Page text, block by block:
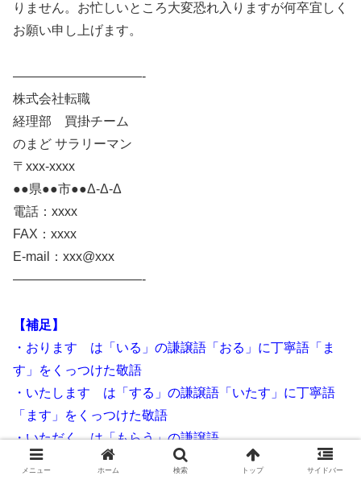
りません。お忙しいところ大変恐れ入りますが何卒宜しく
お願い申し上げます。
——————————-
株式会社転職
経理部 買掛チーム
のまど サラリーマン
〒xxx-xxxx
●●県●●市●●Δ-Δ-Δ
電話：xxxx
FAX：xxxx
E-mail：xxx@xxx
——————————-
【補足】
・おります は「いる」の謙譲語「おる」に丁寧語「ま
す」をくっつけた敬語
・いたします は「する」の謙譲語「いたす」に丁寧語
「ます」をくっつけた敬語
・いただく は「もらう」の謙譲語
・恐れ入る は「申し訳なく思う、恐縮する」の意味
メニュー ホーム 検索 トップ サイドバー